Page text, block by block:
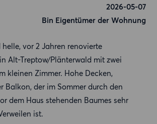
2026-05-07
Bin Eigentümer der Wohnung
helle, vor 2 Jahren renovierte
Alt-Treptow/Plänterwald mit zwei
kleinen Zimmer. Hohe Decken,
Balkon, der im Sommer durch den
dem Haus stehenden Baumes sehr
ist.